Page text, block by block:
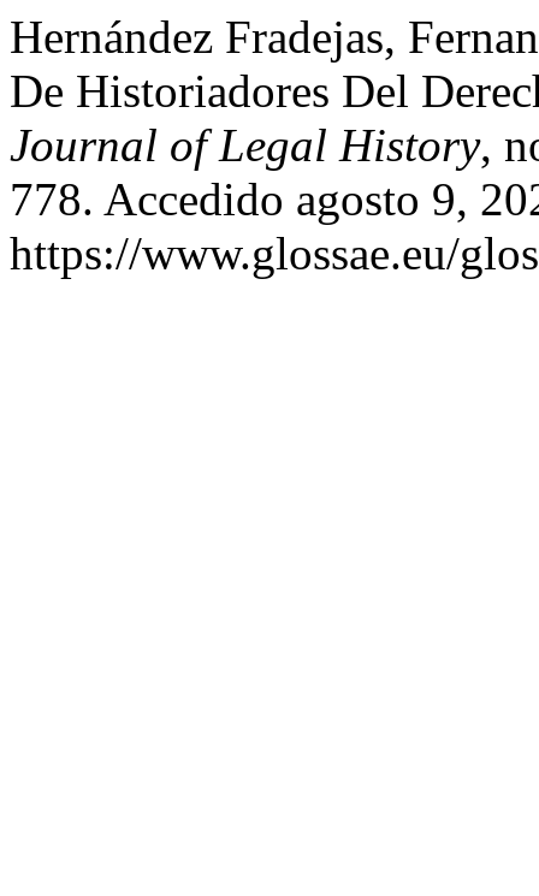
Hernández Fradejas,
De Historiadores Del
Journal of Legal History,
778. Accedido agosto 9,
https://www.glossae.eu/